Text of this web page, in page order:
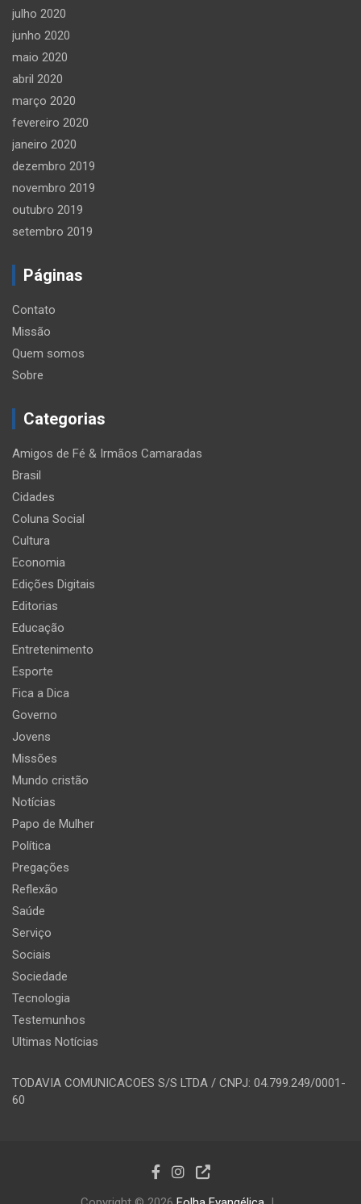
julho 2020
junho 2020
maio 2020
abril 2020
março 2020
fevereiro 2020
janeiro 2020
dezembro 2019
novembro 2019
outubro 2019
setembro 2019
Páginas
Contato
Missão
Quem somos
Sobre
Categorias
Amigos de Fé & Irmãos Camaradas
Brasil
Cidades
Coluna Social
Cultura
Economia
Edições Digitais
Editorias
Educação
Entretenimento
Esporte
Fica a Dica
Governo
Jovens
Missões
Mundo cristão
Notícias
Papo de Mulher
Política
Pregações
Reflexão
Saúde
Serviço
Sociais
Sociedade
Tecnologia
Testemunhos
Ultimas Notícias
TODAVIA COMUNICACOES S/S LTDA / CNPJ: 04.799.249/0001-
60